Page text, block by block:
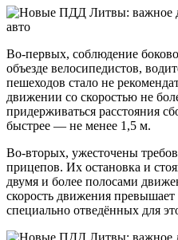
Во-первых, соблюдение
объезде велосипедистов,
пешеходов стало не
движении со скоростью не
придерживаться расстояния
быстрее — не менее 1,5 м.
Во-вторых, ужесточены
прицепов. Их остановка и
двумя и более полосами
скорость движения
специально отведённых для